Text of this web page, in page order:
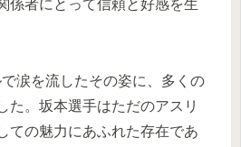
係者にとって信頼と好感を生
涙を流したその姿に、多くの
た。坂本選手はただのアスリ
ての魅力にあふれた存在であ